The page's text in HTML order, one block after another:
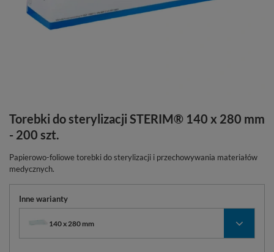
Torebki do sterylizacji STERIM® 140 x 280 mm
- 200 szt.
Papierowo-foliowe torebki do sterylizacji i przechowywania materiałów
medycznych.
Inne warianty
140 x 280 mm